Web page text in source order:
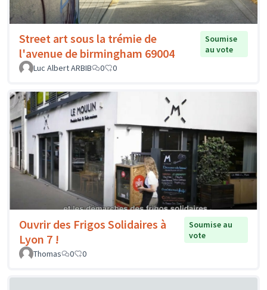
Street art sous la trémie de
l'avenue de birmingham 69004
Soumise
au vote
Luc Albert ARBIB
0 0
Ouvrir des Frigos Solidaires à
Lyon 7 !
Soumise au
vote
Thomas
0 0